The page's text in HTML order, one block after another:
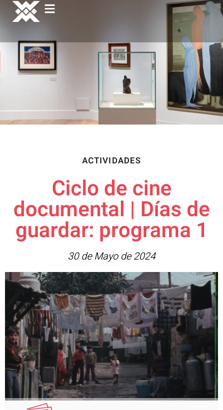
ACTIVIDADES
Ciclo de cine
documental | Días de
guardar: programa 1
30 de Mayo de 2024